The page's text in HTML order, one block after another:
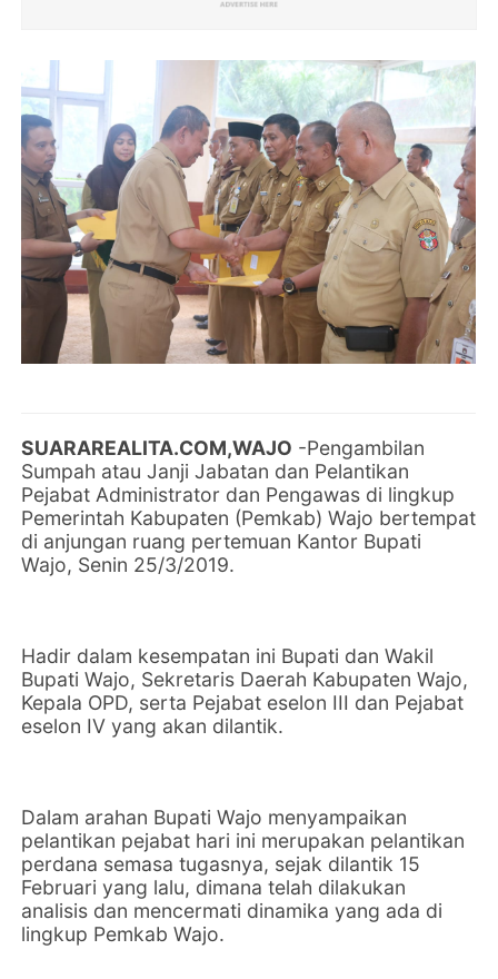
SUARAREALITA.COM,WAJO -Pengambilan
Sumpah atau Janji Jabatan dan Pelantikan
Pejabat Administrator dan Pengawas di lingkup
Pemerintah Kabupaten (Pemkab) Wajo bertempat
di anjungan ruang pertemuan Kantor Bupati
Wajo, Senin 25/3/2019.
Hadir dalam kesempatan ini Bupati dan Wakil
Bupati Wajo, Sekretaris Daerah Kabupaten Wajo,
Kepala OPD, serta Pejabat eselon III dan Pejabat
eselon IV yang akan dilantik.
Dalam arahan Bupati Wajo menyampaikan
pelantikan pejabat hari ini merupakan pelantikan
perdana semasa tugasnya, sejak dilantik 15
Februari yang lalu, dimana telah dilakukan
analisis dan mencermati dinamika yang ada di
lingkup Pemkab Wajo.